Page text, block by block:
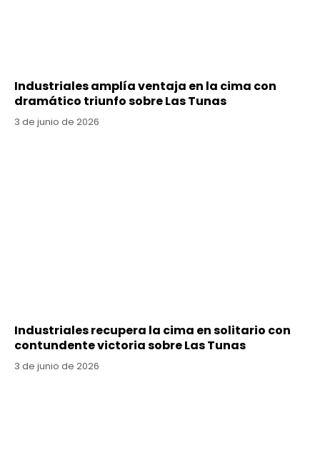
Industriales amplía ventaja en la cima con
dramático triunfo sobre Las Tunas
3 de junio de 2026
Industriales recupera la cima en solitario con
contundente victoria sobre Las Tunas
3 de junio de 2026